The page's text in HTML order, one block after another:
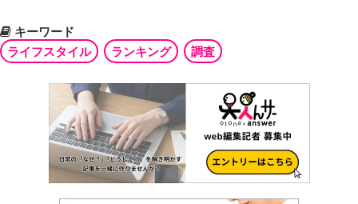
キーワード
ライフスタイル
ランキング 調査